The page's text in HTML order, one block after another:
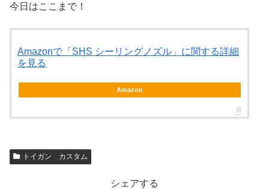
今日はここまで！
Amazonで「SHS シーリングノズル」に関する詳細
を見る
Amazon
トイガン カスタム
シェアする